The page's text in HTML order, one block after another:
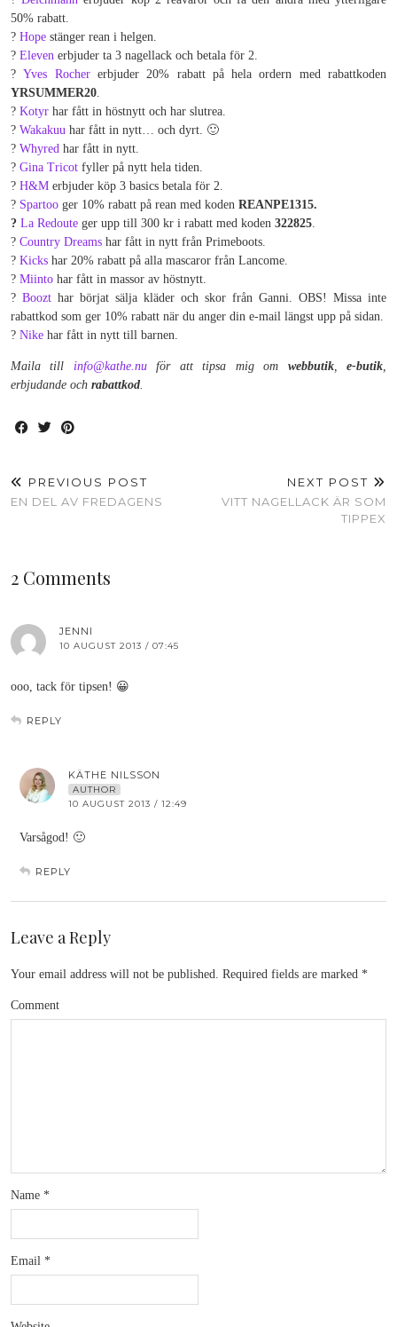
50% rabatt.
? Hope stänger rean i helgen.
? Eleven erbjuder ta 3 nagellack och betala för 2.
?Yves Rochererbjuder 20% rabatt på hela ordern med rabattkoden
YRSUMMER20.
? Kotyr har fått in höstnytt och har slutrea.
? Wakakuu har fått in nytt… och dyrt. 🙂
? Whyred har fått in nytt.
? Gina Tricot fyller på nytt hela tiden.
? H&M erbjuder köp 3 basics betala för 2.
? Spartoo ger 10% rabatt på rean med koden REANPE1315.
? La Redoute ger upp till 300 kr i rabatt med koden 322825.
? Country Dreams har fått in nytt från Primeboots.
? Kicks har 20% rabatt på alla mascaror från Lancome.
? Miinto har fått in massor av höstnytt.
? Boozt har börjat sälja kläder och skor från Ganni. OBS! Missa inte
rabattkod som ger 10% rabatt när du anger din e-mail längst upp på sidan.
? Nike har fått in nytt till barnen.
Maila till info@kathe.nuför att tipsa mig om webbutik,e-butik,
erbjudande och rabattkod.
PREVIOUS POST
EN DEL AV FREDAGENS
NEXT POST
VITT NAGELLACK ÄR SOM
TIPPEX
2 Comments
JENNI
10 AUGUST 2013 / 07:45
ooo, tack för tipsen! 😀
REPLY
KÄTHE NILSSON
AUTHOR
10 AUGUST 2013 / 12:49
Varsågod! 🙂
REPLY
Leave a Reply
Your email address will not be published. Required fields are marked *
Comment
Name *
Email *